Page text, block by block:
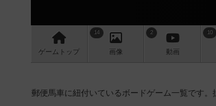
ゲーム トップ
14
画像
2
動画
10
郵便馬車に紐付いているボードゲーム一覧です